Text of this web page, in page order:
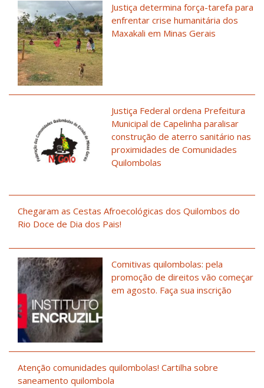
Justiça determina força-tarefa para
enfrentar crise humanitária dos
Maxakali em Minas Gerais
Justiça Federal ordena Prefeitura
Municipal de Capelinha paralisar
construção de aterro sanitário nas
proximidades de Comunidades
Quilombolas
Chegaram as Cestas Afroecológicas dos Quilombos do
Rio Doce de Dia dos Pais!
Comitivas quilombolas: pela
promoção de direitos vão começar
em agosto. Faça sua inscrição
Atenção comunidades quilombolas! Cartilha sobre
saneamento quilombola